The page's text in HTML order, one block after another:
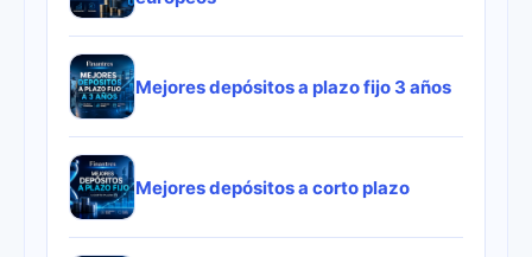
Mejores depósitos a plazo fijo 3 años
Mejores depósitos a corto plazo